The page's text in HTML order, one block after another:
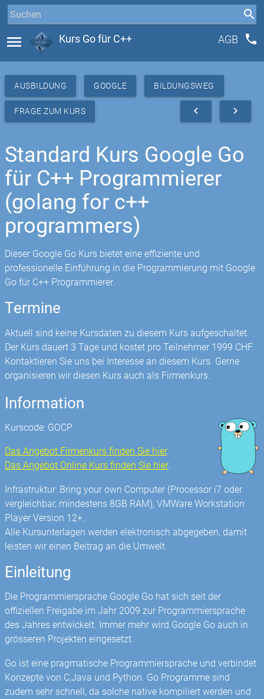
menu Kurs Go für C++ AGB phone
AUSBILDUNG GOOGLE BILDUNGSWEG
FRAGE ZUM KURS navigate_next
navigate_before
Standard Kurs Google Go
für C++ Programmierer
(golang for c++
programmers)
Dieser Google Go Kurs bietet eine effiziente und
professionelle Einführung in die Programmierung mit Google
Go für C++ Programmierer.
Termine
Aktuell sind keine Kursdaten zu diesem Kurs aufgeschaltet.
Der Kurs dauert 3 Tage und kostet pro Teilnehmer 1999 CHF.
Kontaktieren Sie uns bei Interesse an diesem Kurs. Gerne
organisieren wir diesen Kurs auch als Firmenkurs.
Information
Kurscode: GOCP
Das Angebot Firmenkurs finden Sie hier.
Das Angebot Online Kurs finden Sie hier.
Infrastruktur: Bring your own Computer (Processor i7 oder
vergleichbar, mindestens 8GB RAM), VMWare Workstation
Player Version 12+.
Alle Kursunterlagen werden elektronisch abgegeben, damit
leisten wir einen Beitrag an die Umwelt.
Einleitung
Die Programmiersprache Google Go hat sich seit der
offiziellen Freigabe im Jahr 2009 zur Programmiersprache
des Jahres entwickelt. Immer mehr wird Google Go auch in
grösseren Projekten eingesetzt.
Go ist eine pragmatische Programmiersprache und verbindet
Konzepte von C,Java und Python. Go Programme sind
zudem sehr schnell, da solche native kompiliert werden und